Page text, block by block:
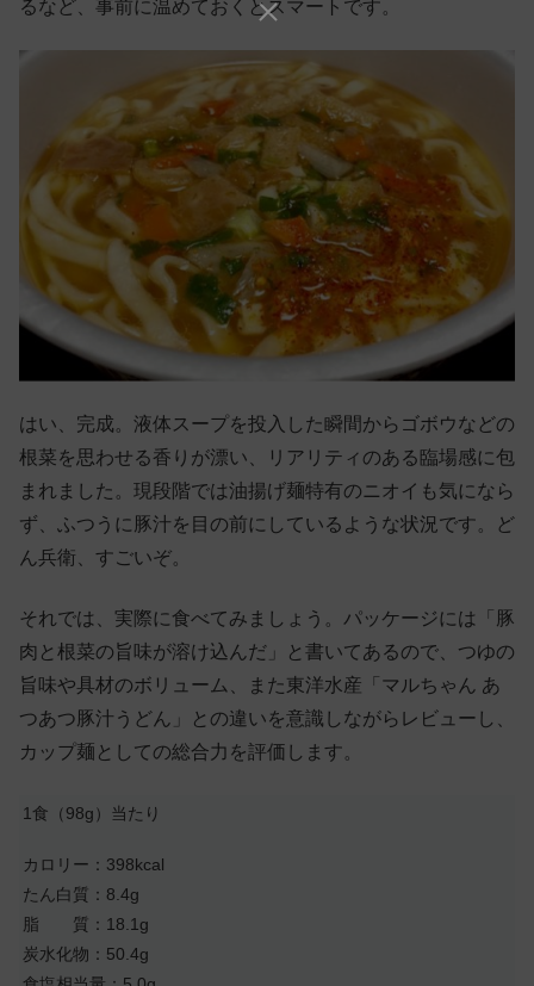
るなど、事前に温めておくとスマートです。
はい、完成。液体スープを投入した瞬間からゴボウなどの
根菜を思わせる香りが漂い、リアリティのある臨場感に包
まれました。現段階では油揚げ麺特有のニオイも気になら
ず、ふつうに豚汁を目の前にしているような状況です。ど
ん兵衛、すごいぞ。
それでは、実際に食べてみましょう。パッケージには「豚
肉と根菜の旨味が溶け込んだ」と書いてあるので、つゆの
旨味や具材のボリューム、また東洋水産「マルちゃん あ
つあつ豚汁うどん」との違いを意識しながらレビューし、
カップ麺としての総合力を評価します。
1食（98g）当たり
カロリー：398kcal
たん白質：8.4g
脂 質：18.1g
炭水化物：50.4g